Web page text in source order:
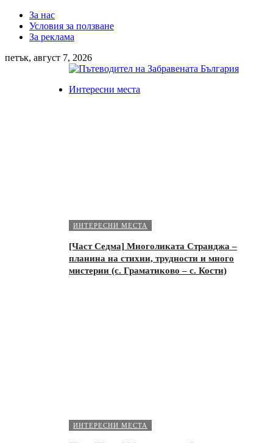
За нас
Условия за ползване
За реклама
петък, август 7, 2026
Интересни места
ИНТЕРЕСНИ МЕСТА
[Част Седма] Многоликата Странджа –
планина на стихии, трудности и много
мистерии (с. Граматиково – с. Кости)
ИНТЕРЕСНИ МЕСТА